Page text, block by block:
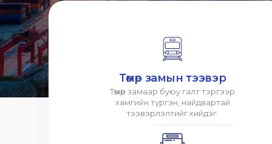
Төмөр замын тээвэр
Төмөр замаар буюу галт тэргээр
хамгийн түргэн, найдвартай
тээвэрлэлтийг хийдэг.